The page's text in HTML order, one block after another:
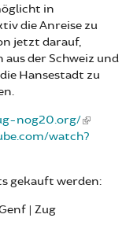
in
die Anreise zu
jetzt darauf,
der Schweiz und
Hansestadt zu
nog20.org/
watch?
gekauft werden:
| Zug